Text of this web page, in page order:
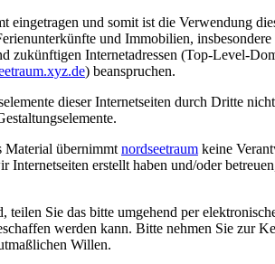
eingetragen und somit ist die Verwendung
und Immobilien,
zukünftigen Internetadressen (Top-Level-
) beanspruchen.
dieser Internetseiten durch Dritte
Material übernimmt nordseetraum keine
erstellt haben und/oder
Sie das bitte umgehend per
werden kann. Bitte nehmen Sie zur
Willen.